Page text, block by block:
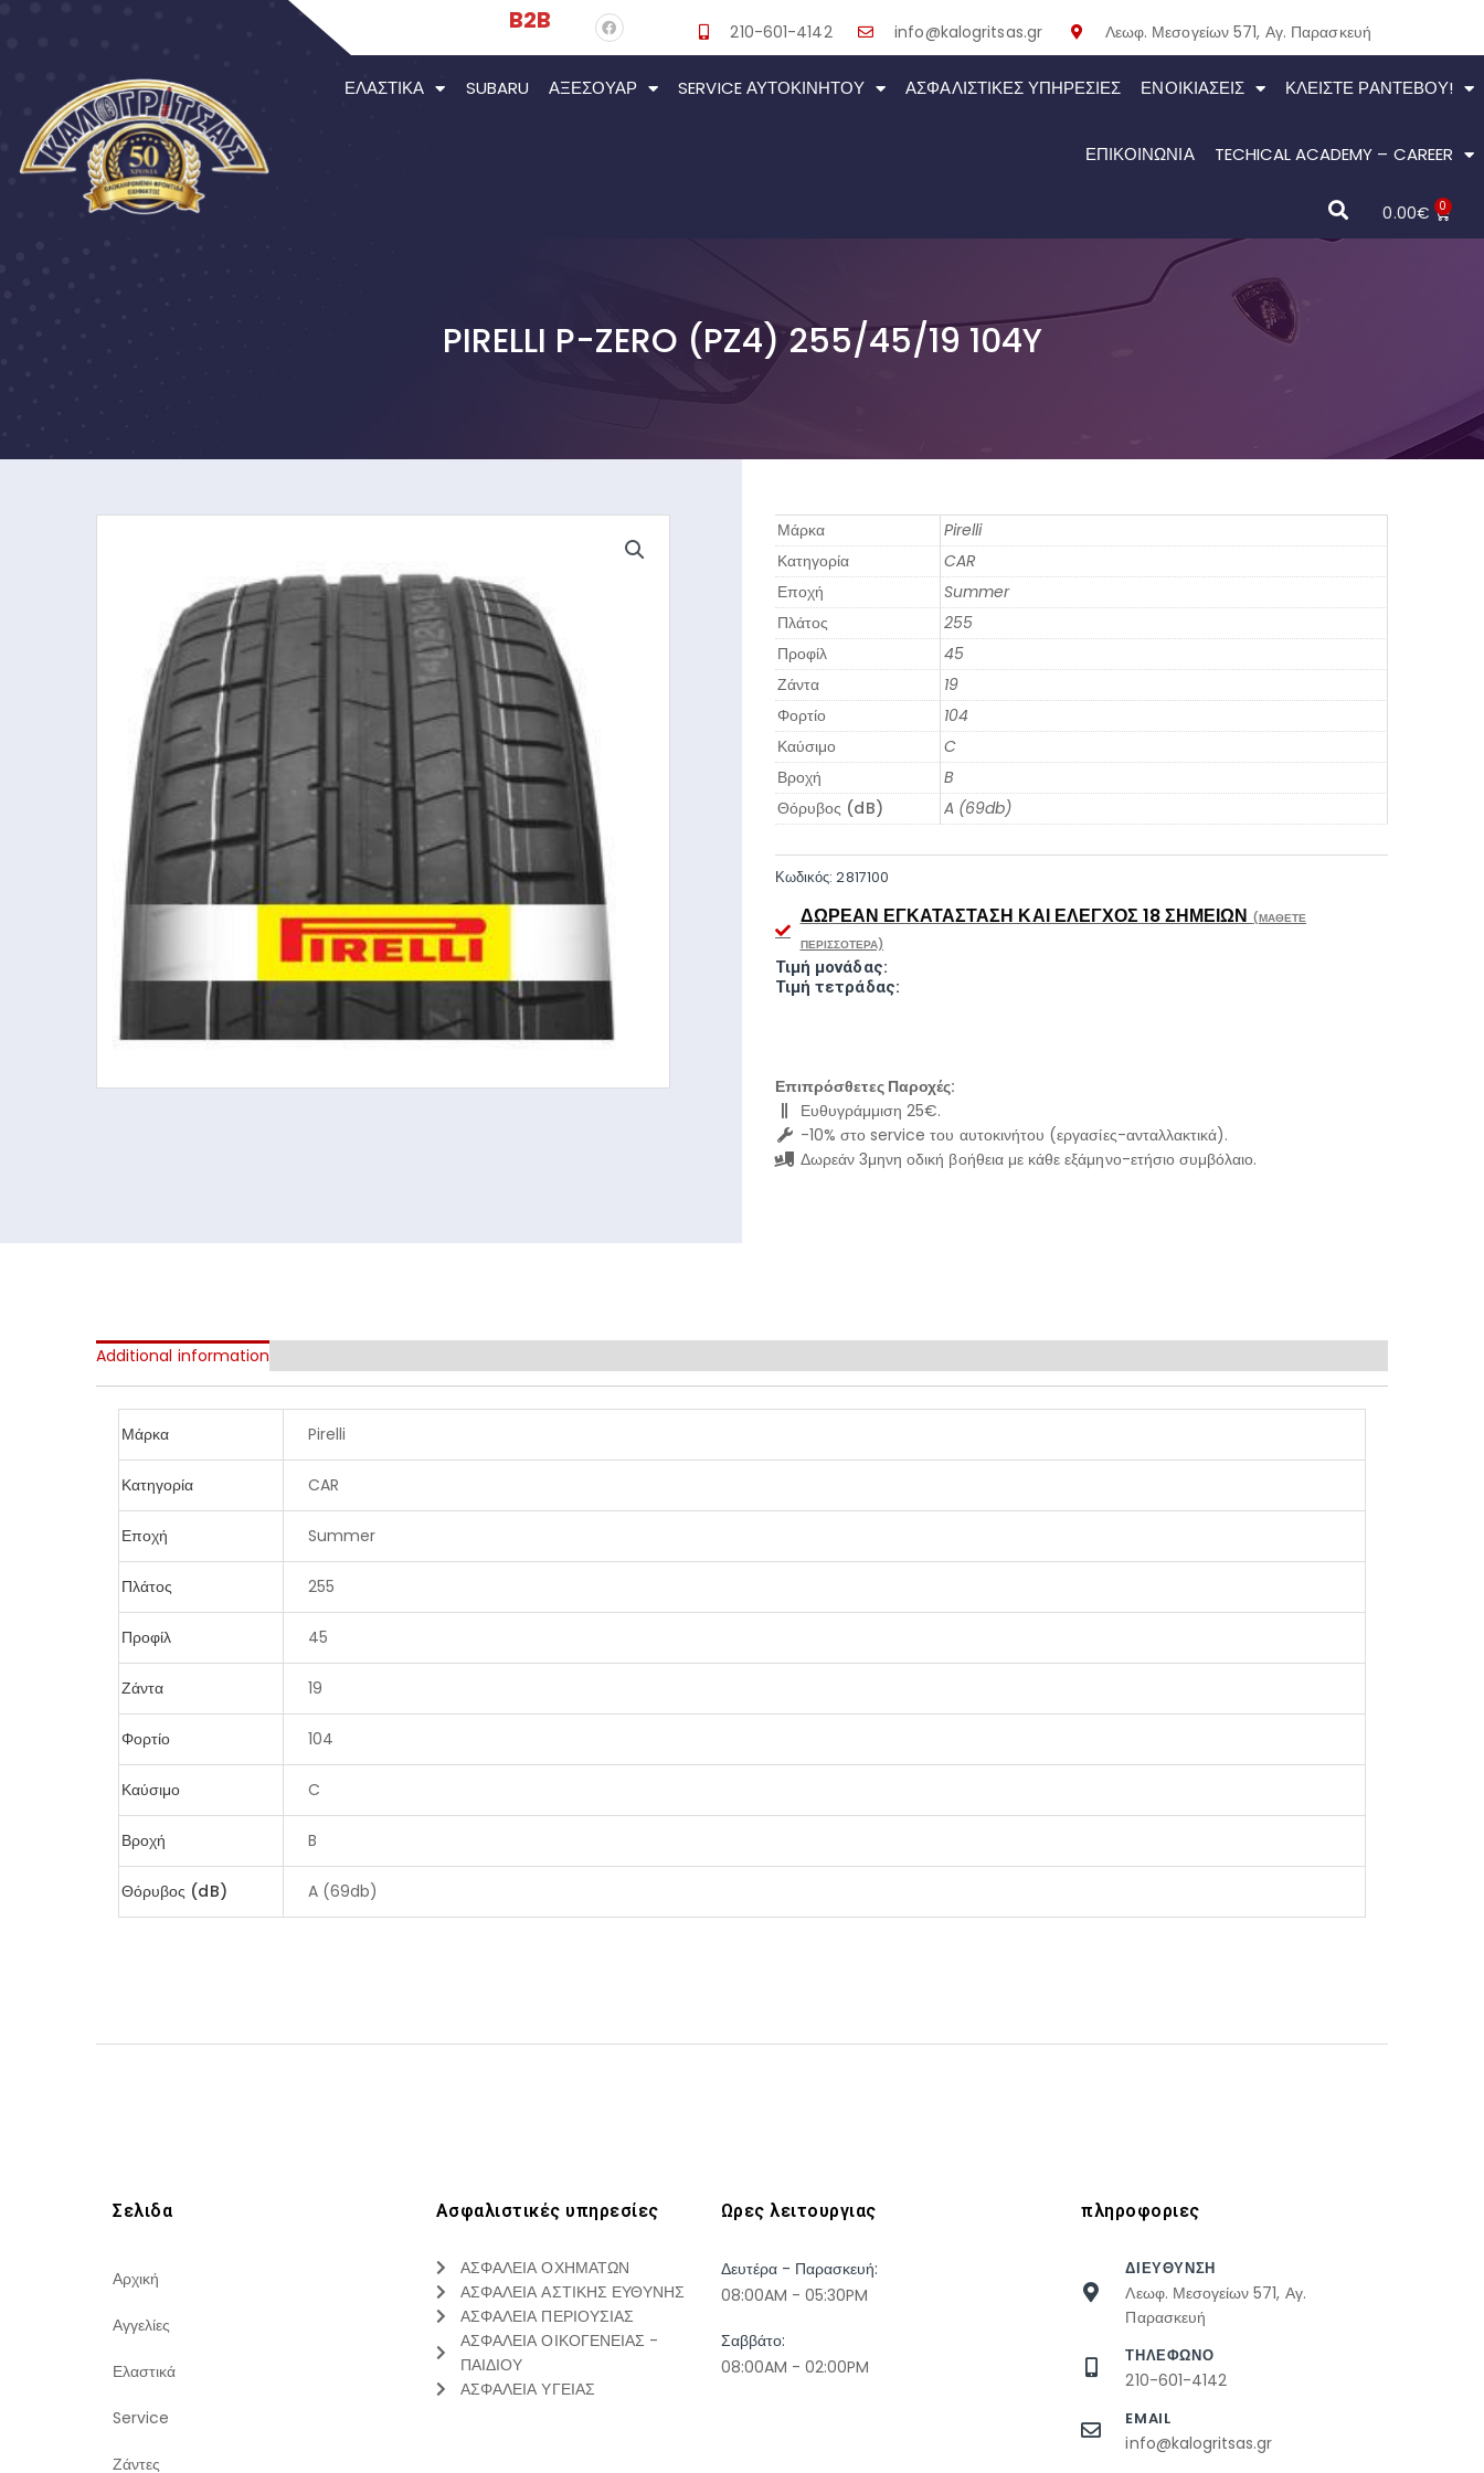
B2B 210-601-4142 info@kalogritsas.gr Λεωφ. Μεσογείων 571, Αγ. Παρασκευή
ΕΛΑΣΤΙΚΆ SUBARU ΑΞΕΣΟΥΆΡ SERVICE ΑΥΤΟΚΙΝΉΤΟΥ ΑΣΦΑΛΙΣΤΙΚΕΣ ΥΠΗΡΕΣΙΕΣ ΕΝΟΙΚΙΆΣΕΙΣ ΚΛΕΊΣΤΕ ΡΑΝΤΕΒΟΎ!
ΕΠΙΚΟΙΝΩΝΙΑ TECHICAL ACADEMY – CAREER
0.00€ 0
PIRELLI P-ZERO (PZ4) 255/45/19 104Y
Μάρκα
Pirelli
Κατηγορία
CAR
Εποχή
Summer
Πλάτος
255
Προφίλ
45
Ζάντα
19
Φορτίο
104
Καύσιμο
C
Βροχή
B
Θόρυβος (dB)
A (69db)
Κωδικός:2817100
ΔΩΡΕΆΝ ΕΓΚΑΤΆΣΤΑΣΗ ΚΑΙ ΈΛΕΓΧΟΣ 18 ΣΗΜΕΊΩΝ (ΜΆΘΕΤΕ
ΠΕΡΙΣΣΌΤΕΡΑ)
Τιμή μονάδας:
Τιμή τετράδας:
Επιπρόσθετες Παροχές:
Ευθυγράμμιση 25€.
-10% στο service του αυτοκινήτου (εργασίες-ανταλλακτικά).
Δωρεάν 3μηνη οδική βοήθεια με κάθε εξάμηνο-ετήσιο συμβόλαιο.
Additional information
Μάρκα Pirelli
Κατηγορία CAR
Εποχή Summer
Πλάτος 255
Προφίλ 45
Ζάντα 19
Φορτίο 104
Καύσιμο C
Βροχή B
Θόρυβος (dB) A (69db)
Σελιδα
Αρχική
Αγγελίες
Ελαστικά
Service
Ζάντες
Ασφαλιστικές υπηρεσίες
ΑΣΦΑΛΕΙΑ ΟΧΗΜΑΤΩΝ
ΑΣΦΑΛΕΙΑ ΑΣΤΙΚΗΣ ΕΥΘΥΝΗΣ
ΑΣΦΑΛΕΙΑ ΠΕΡΙΟΥΣΙΑΣ
ΑΣΦΑΛΕΙΑ ΟΙΚΟΓΕΝΕΙΑΣ -
ΠΑΙΔΙΟΥ
ΑΣΦΑΛΕΙΑ ΥΓΕΙΑΣ
Ωρες λειτουργιας
Δευτέρα - Παρασκευή:
08:00AM - 05:30PM
Σαββάτο:
08:00AM - 02:00PM
πληροφοριες
ΔΙΕΥΘΥΝΣΗ
Λεωφ. Μεσογείων 571, Αγ.
Παρασκευή
ΤΗΛΕΦΩΝΟ
210-601-4142
EMAIL
info@kalogritsas.gr